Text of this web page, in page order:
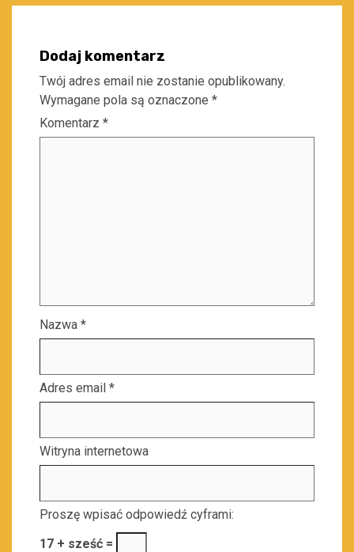
Dodaj komentarz
Twój adres email nie zostanie opublikowany.
Wymagane pola są oznaczone *
Komentarz *
Nazwa *
Adres email *
Witryna internetowa
Proszę wpisać odpowiedź cyframi:
17 + sześć =